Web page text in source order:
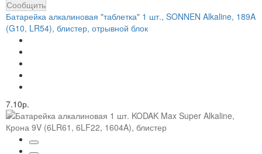
Сообщить
Батарейка алкалиновая "таблетка" 1 шт., SONNEN Alkaline, 189A
(G10, LR54), блистер, отрывной блок
7.10р.